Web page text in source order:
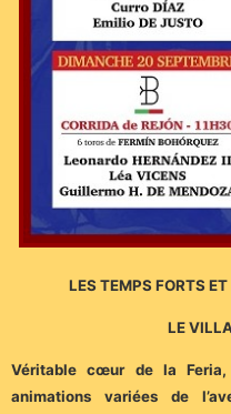
LES TEMPS FORTS
LE
Véritable cœur de la
animations variées de